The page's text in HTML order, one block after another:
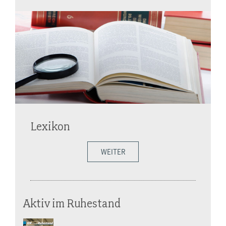
Lexikon
WEITER
Aktiv im Ruhestand